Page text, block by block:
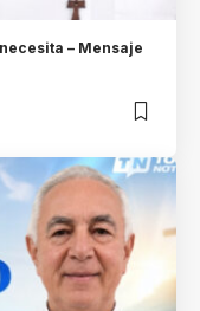
– Mensaje